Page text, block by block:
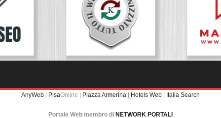
AnyWeb | PisaOnline | Piazza Armerina | Hotels Web | Italia Search
Portale Web membro di NETWORK PORTALI